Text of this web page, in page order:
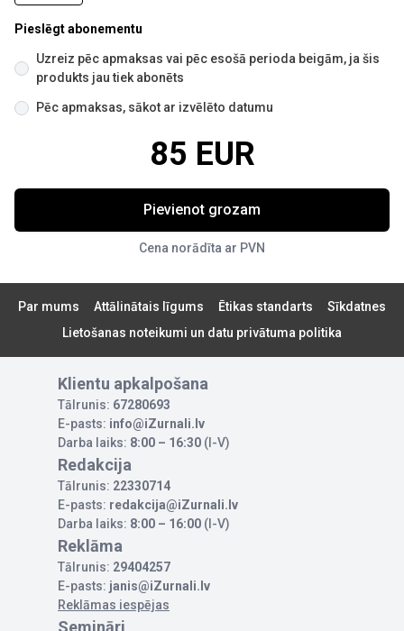
Pieslēgt abonementu
Uzreiz pēc apmaksas vai pēc esošā perioda beigām, ja šis
produkts jau tiek abonēts
Pēc apmaksas, sākot ar izvēlēto datumu
85 EUR
Pievienot grozam
Cena norādīta ar PVN
Par mums Attālinātais līgums Ētikas standarts
Sīkdatnes
Lietošanas noteikumi un datu privātuma politika
Klientu apkalpošana
Tālrunis: 67280693
E-pasts: info@iZurnali.lv
Darba laiks: 8:00 – 16:30 (I-V)
Redakcija
Tālrunis: 22330714
E-pasts: redakcija@iZurnali.lv
Darba laiks: 8:00 – 16:00 (I-V)
Reklāma
Tālrunis: 29404257
E-pasts: janis@iZurnali.lv
Reklāmas iespējas
Semināri